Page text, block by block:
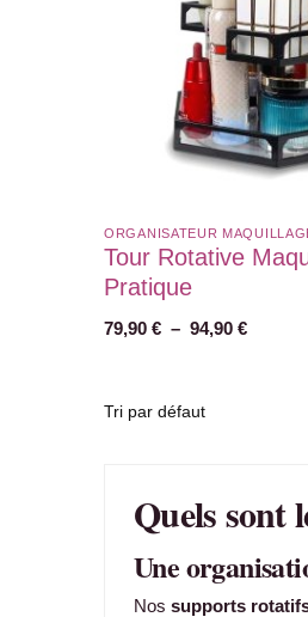
ORGANISATEUR
Tour Rotative
Pratique
79,90 € – 94,90 €
Quels sont
Une
Nos supports